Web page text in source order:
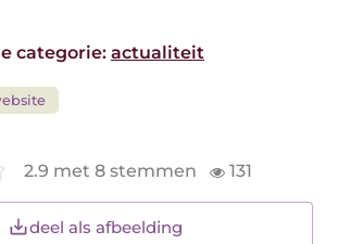
categorie: actualiteit
2.9 met 8 stemmen 131
deel als afbeelding